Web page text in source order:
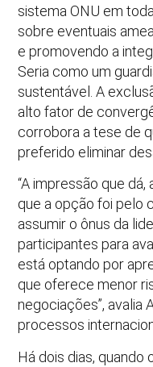
sistema ONU em
sobre eventuais
e promovendo a
Seria como um
sustentável. A
alto fator de
corrobora a tese de
preferido eliminar
“A impressão que
que a opção foi pelo
assumir o ônus da
participantes para
está optando por
que oferece menor
negociações”, avalia
processos
Há dois dias, quando